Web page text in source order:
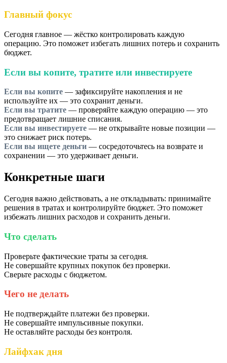
Главный фокус
Сегодня главное — жёстко контролировать каждую
операцию. Это поможет избегать лишних потерь и сохранить
бюджет.
Если вы копите, тратите или инвестируете
Если вы копите — зафиксируйте накопления и не
используйте их — это сохранит деньги.
Если вы тратите — проверяйте каждую операцию — это
предотвращает лишние списания.
Если вы инвестируете — не открывайте новые позиции —
это снижает риск потерь.
Если вы ищете деньги — сосредоточьтесь на возврате и
сохранении — это удерживает деньги.
Конкретные шаги
Сегодня важно действовать, а не откладывать: принимайте
решения в тратах и контролируйте бюджет. Это поможет
избежать лишних расходов и сохранить деньги.
Что сделать
Проверьте фактические траты за сегодня.
Не совершайте крупных покупок без проверки.
Сверьте расходы с бюджетом.
Чего не делать
Не подтверждайте платежи без проверки.
Не совершайте импульсивные покупки.
Не оставляйте расходы без контроля.
Лайфхак дня